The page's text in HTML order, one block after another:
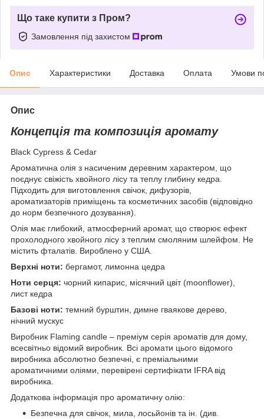
Що таке купити з Пром?
Замовлення під захистом
Опис Характеристики Доставка Оплата Умови
Опис
Концепція та композиція аромату
Black Cypress & Cedar
Ароматична олія з насиченим деревним характером, що
поєднує свіжість хвойного лісу та теплу глибину кедра.
Підходить для виготовлення свічок, дифузорів,
ароматизаторів приміщень та косметичних засобів (відповідно
до норм безпечного дозування).
Олія має глибокий, атмосферний аромат, що створює ефект
прохолодного хвойного лісу з теплим смоляним шлейфом. Не
містить фталатів. Вироблено у США.
Верхні ноти: бергамот, лимонна цедра
Ноти серця: чорний кипарис, місячний цвіт (moonflower),
лист кедра
Базові ноти: темний бурштин, димне гваякове дерево,
нічний мускус
Виробник Flaming candle – преміум серія ароматів для дому,
всесвітньо відомий виробник. Всі аромати цього відомого
виробника абсолютно безпечні, є преміальними
ароматичними оліями, перевірені сертифікати IFRA від
виробника.
Додаткова інформація про ароматичну олію:
Безпечна для свічок, мила, лосьйонів та ін. (див.